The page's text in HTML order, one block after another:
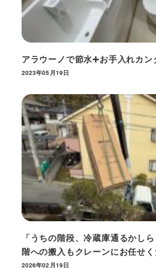
アラウーノで節水➕お手入れカン
2023年05月19日
「うちの階段、冷蔵庫通るかし
階への搬入もクレーンにお任せ
2026年02月19日